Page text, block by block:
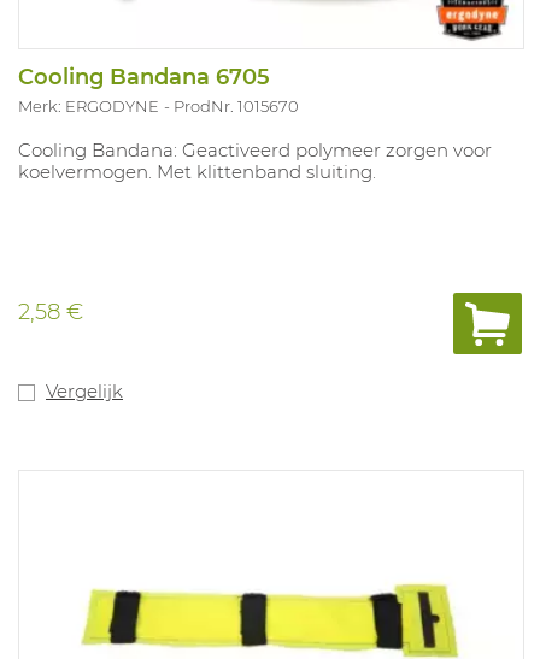
Cooling Bandana 6705
Merk: ERGODYNE ProdNr. 1015670
Cooling Bandana: Geactiveerd polymeer zorgen voor
koelvermogen. Met klittenband sluiting.
2,58 €
Vergelijk